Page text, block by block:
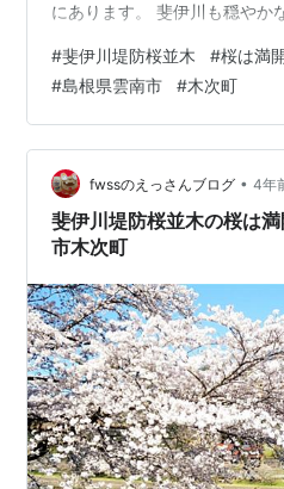
にあります。 斐伊川も穏やか
#斐伊川堤防桜並木 #桜は満
#島根県雲南市 #木次町
fwssのえっさんブログ • 4年
斐伊川堤防桜並木の桜は
市木次町